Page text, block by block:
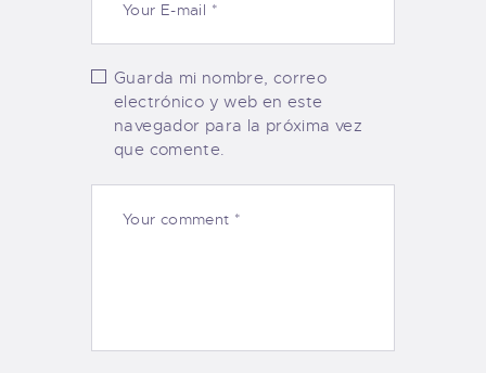
Guarda mi nombre, correo
electrónico y web en este
navegador para la próxima vez
que comente.